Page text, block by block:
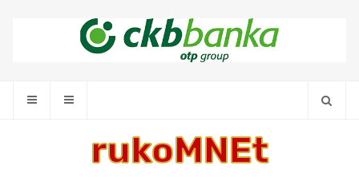
rukoMNEt